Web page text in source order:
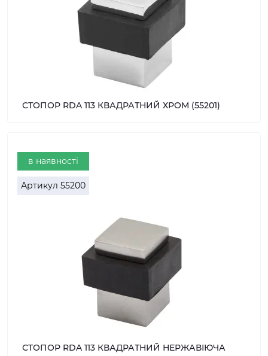
СТОПОР RDA 113 КВАДРАТНИЙ ХРОМ (55201)
в наявності
Артикул 55200
СТОПОР RDA 113 КВАДРАТНИЙ НЕРЖАВІЮЧА